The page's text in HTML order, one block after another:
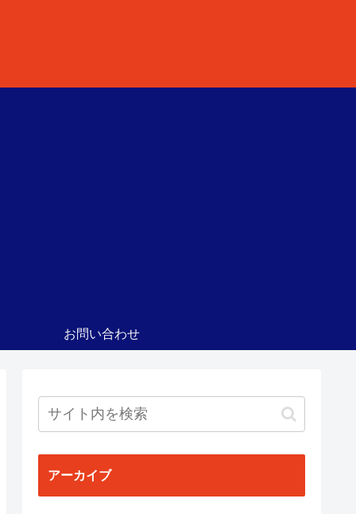
お問い合わせ
アーカイブ